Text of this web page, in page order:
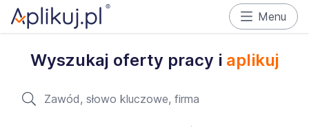
Menu
Wyszukaj oferty pracy i aplikuj